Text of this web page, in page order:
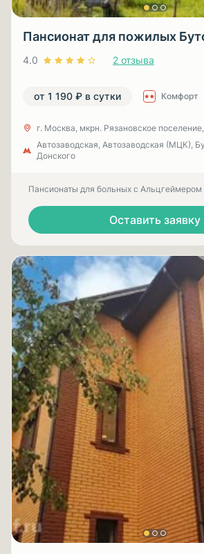
Пансионат для пожилых
4.0 2 отзыва
от 1 190 ₽ в сутки Комфорт
г. Москва, мкрн. Рязановское
Автозаводская, Автозаводская (МЦК),
Донского
Пансионаты для больных с Альцгеймером
Оставить заявку